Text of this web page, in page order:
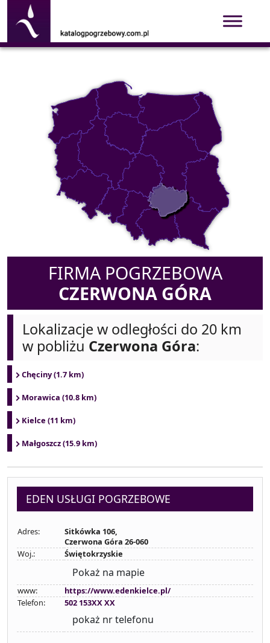
FIRMA POGRZEBOWA
CZERWONA GÓRA
Lokalizacje w odległości do 20 km
w pobliżu Czerwona Góra:
Chęciny (1.7 km)
Morawica (10.8 km)
Kielce (11 km)
Małgoszcz (15.9 km)
EDEN USŁUGI POGRZEBOWE
Adres:
Sitkówka 106,
Czerwona Góra 26-060
Woj.:
Świętokrzyskie
Pokaż na mapie
www:
https://www.edenkielce.pl/
Telefon:
502 153XX XX
pokaż nr telefonu